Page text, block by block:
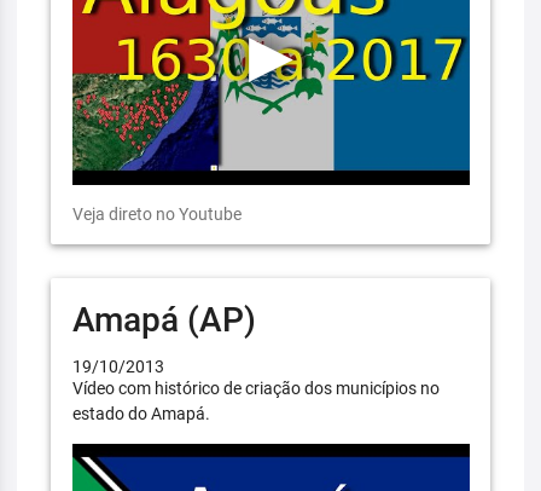
Veja direto no Youtube
Amapá (AP)
19/10/2013
Vídeo com histórico de criação dos municípios no
estado do Amapá.